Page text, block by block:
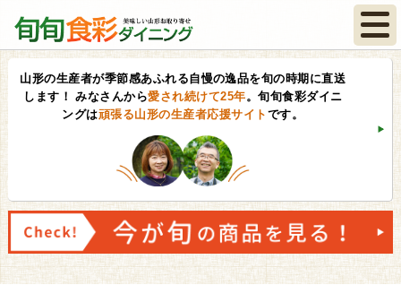
山形の生産者が季節感あふれる自慢の逸品を旬の時期に直送
します！ みなさんから愛され続けて25年。旬旬食彩ダイニ
ングは頑張る山形の生産者応援サイト です。